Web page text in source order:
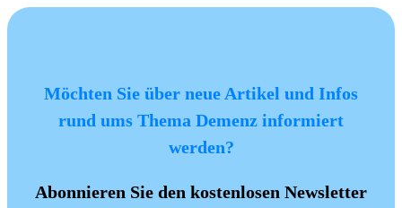
Möchten Sie über neue Artikel und Infos
rund ums Thema Demenz informiert
werden?
Abonnieren Sie den kostenlosen Newsletter